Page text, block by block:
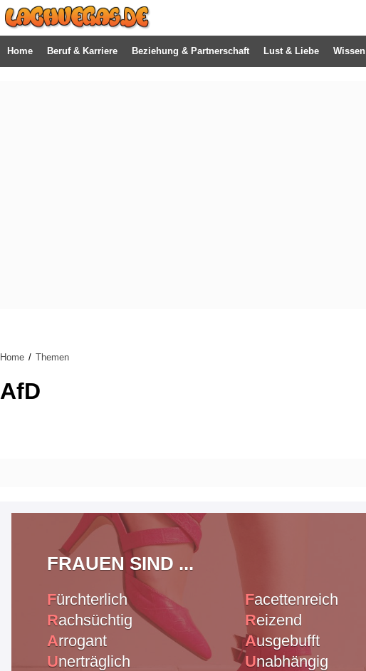
Home Beruf & Karriere Beziehung & Partnerschaft Lust & Liebe Wissen
Home Themen
AfD
FRAUEN SIND ...
Fürchterlich
Rachsüchtig
Arrogant
Unerträglich
Facettenreich
Reizend
Ausgebufft
Unabhängig